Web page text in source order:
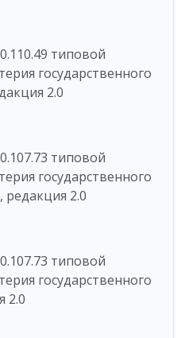
типовой
государственного
2.0
типовой
государственного
редакция 2.0
типовой
государственного
2.0